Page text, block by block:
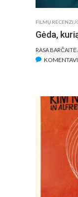
FILMŲ
Gėda,
RASA